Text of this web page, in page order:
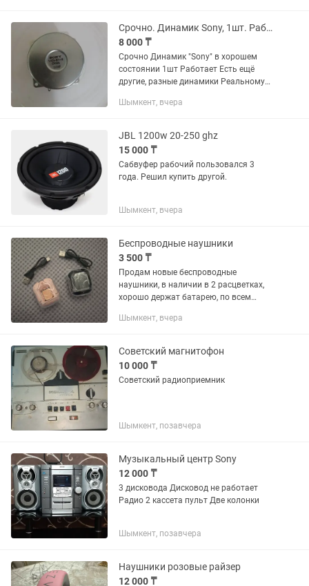
Срочно. Динамик Sony, 1шт. Работает
8 000 ₸
Срочно Динамик "Sony" в хорошем
состоянии 1шт Работает Есть ещё
другие, разные динамики Реальному
Товар обмену и возврату не подлежит
Шымкент, вчера
JBL 1200w 20-250 ghz
15 000 ₸
Сабвуфер рабочий пользовался 3
года. Решил купить другой.
Шымкент, вчера
Беспроводные наушники
3 500 ₸
Продам новые беспроводные
наушники, в наличии в 2 расцветках,
хорошо держат батарею, по всем
Шымкент, вчера
Советский магнитофон
10 000 ₸
Советский радиоприемник
Шымкент, позавчера
Музыкальный центр Sony
12 000 ₸
3 дисковода Дисковод не работает
Радио 2 кассета пульт Две колонки
Шымкент, позавчера
Наушники розовые райзер
12 000 ₸